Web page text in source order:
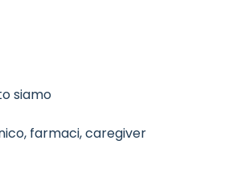
siamo
farmaci, caregiver